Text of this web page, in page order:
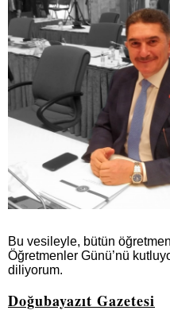
Bu vesileyle, bütün
Öğretmenler Günü’nü
diliyorum.
Doğubayazıt Gazetesi